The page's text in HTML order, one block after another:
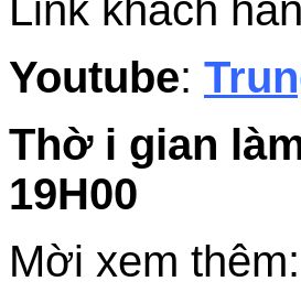
Link khách
Youtube:
Thờ i gian
19H00
Mời xem thêm: